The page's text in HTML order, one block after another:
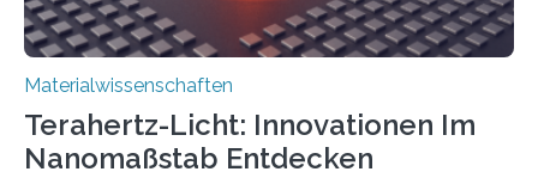
Materialwissenschaften
Terahertz-Licht: Innovationen Im
Nanomaßstab Entdecken